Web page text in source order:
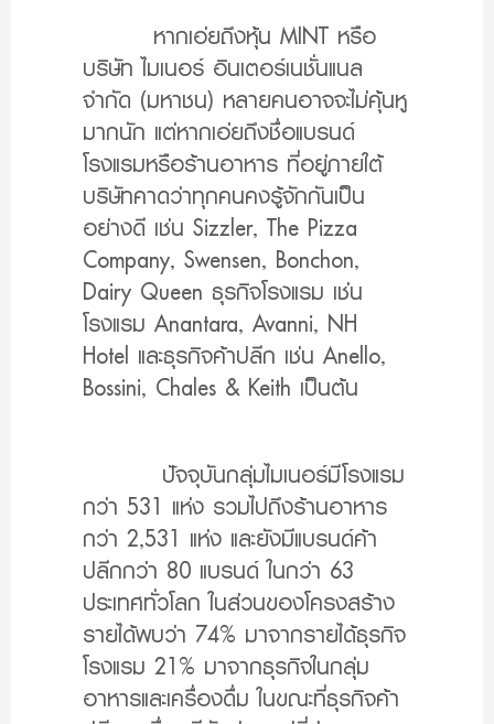
หากเอ่ยถึงหุ้น MINT หรือ
บริษัท ไมเนอร์ อินเตอร์เนชั่นแนล
จำกัด (มหาชน) หลายคนอาจจะไม่คุ้นหู
มากนัก แต่หากเอ่ยถึงชื่อแบรนด์
โรงแรมหรือร้านอาหาร ที่อยู่ภายใต้
บริษัทคาดว่าทุกคนคงรู้จักกันเป็น
อย่างดี เช่น Sizzler, The Pizza
Company, Swensen, Bonchon,
Dairy Queen ธุรกิจโรงแรม เช่น
โรงแรม Anantara, Avanni, NH
Hotel และธุรกิจค้าปลีก เช่น Anello,
Bossini, Chales & Keith เป็นต้น
ปัจจุบันกลุ่มไมเนอร์มีโรงแรม
กว่า 531 แห่ง รวมไปถึงร้านอาหาร
กว่า 2,531 แห่ง และยังมีแบรนด์ค้า
ปลีกกว่า 80 แบรนด์ ในกว่า 63
ประเทศทั่วโลก ในส่วนของโครงสร้าง
รายได้พบว่า 74% มาจากรายได้ธุรกิจ
โรงแรม 21% มาจากธุรกิจในกลุ่ม
อาหารและเครื่องดื่ม ในขณะที่ธุรกิจค้า